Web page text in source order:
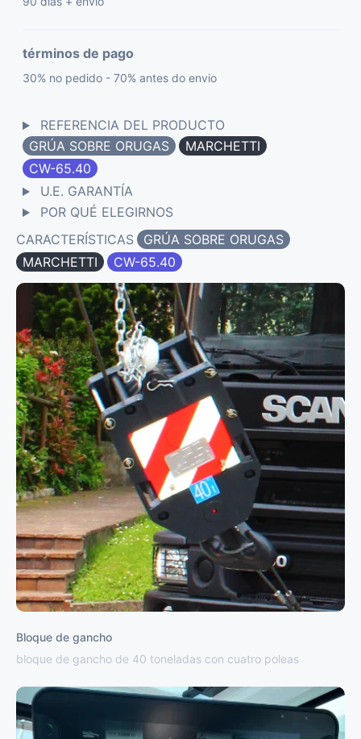
términos de pago
30% no pedido - 70% antes do envio
REFERENCIA DEL PRODUCTO
GRÚA SOBRE ORUGAS
MARCHETTI
CW-65.40
U.E. GARANTÍA
POR QUÉ ELEGIRNOS
CARACTERÍSTICAS
GRÚA SOBRE ORUGAS
MARCHETTI
CW-65.40
Bloque de gancho
bloque de gancho de 40 toneladas con cuatro poleas